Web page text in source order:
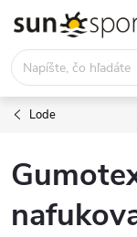
obsah
Lode